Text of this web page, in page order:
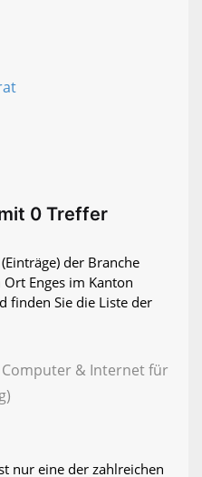
0 Treffer
der Branche
Enges im Kanton
finden Sie die Liste der
& Internet für
nur eine der zahlreichen